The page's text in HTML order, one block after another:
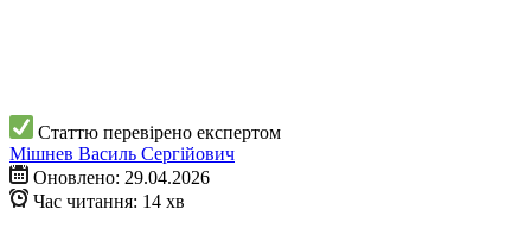
Статтю перевірено експертом
Мішнев Василь Сергійович
Оновлено: 29.04.2026
Час читання: 14 хв